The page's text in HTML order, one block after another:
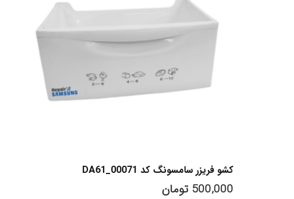
کشو فریزر سامسونگ کد DA61_00071
500,000 تومان